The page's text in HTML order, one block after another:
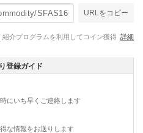
URLをコピー
紹介プログラムを利用してコイン獲得 詳細
登録ガイド
にいち早くご連絡します
な情報をお送りします